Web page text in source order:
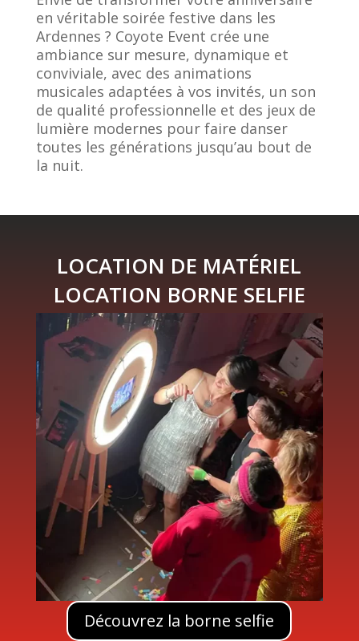
en véritable soirée festive dans les
Ardennes ? Coyote Event crée une
ambiance sur mesure, dynamique et
conviviale, avec des animations
musicales adaptées à vos invités, un son
de qualité professionnelle et des jeux de
lumière modernes pour faire danser
toutes les générations jusqu’au bout de
la nuit.
LOCATION DE MATÉRIEL
LOCATION BORNE SELFIE
Découvrez la borne selfie